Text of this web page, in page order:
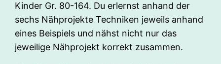
Kinder Gr. 80-164. Du erlernst anhand der
sechs Nähprojekte Techniken jeweils anhand
eines Beispiels und nähst nicht nur das
jeweilige Nähprojekt korrekt zusammen.